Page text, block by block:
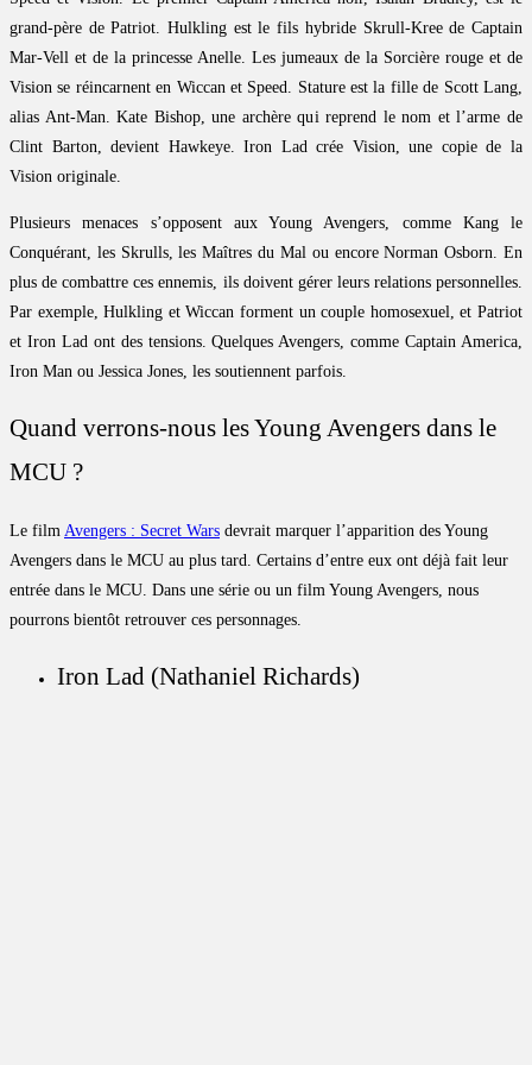
grand-père de Patriot. Hulkling est le fils hybride Skrull-Kree de Captain
Mar-Vell et de la princesse Anelle. Les jumeaux de la Sorcière rouge et de
Vision se réincarnent en Wiccan et Speed. Stature est la fille de Scott Lang,
alias Ant-Man. Kate Bishop, une archère qui reprend le nom et l’arme de
Clint Barton, devient Hawkeye. Iron Lad crée Vision, une copie de la
Vision originale.
Plusieurs menaces s’opposent aux Young Avengers, comme Kang le
Conquérant, les Skrulls, les Maîtres du Mal ou encore Norman Osborn. En
plus de combattre ces ennemis, ils doivent gérer leurs relations personnelles.
Par exemple, Hulkling et Wiccan forment un couple homosexuel, et Patriot
et Iron Lad ont des tensions. Quelques Avengers, comme Captain America,
Iron Man ou Jessica Jones, les soutiennent parfois.
Quand verrons-nous les Young Avengers dans le
MCU ?
Le film Avengers : Secret Wars devrait marquer l’apparition des Young
Avengers dans le MCU au plus tard. Certains d’entre eux ont déjà fait leur
entrée dans le MCU. Dans une série ou un film Young Avengers, nous
pourrons bientôt retrouver ces personnages.
Iron Lad (Nathaniel Richards)